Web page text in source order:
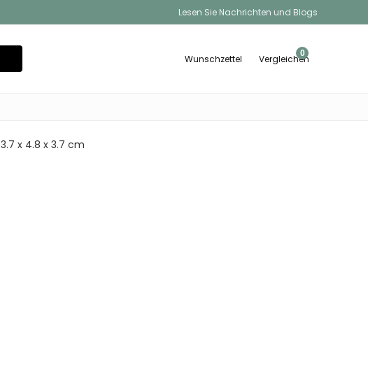
Lesen Sie Nachrichten und Blogs
Wunschzettel 0
Vergleichen
x 4.8 x 3.7 cm